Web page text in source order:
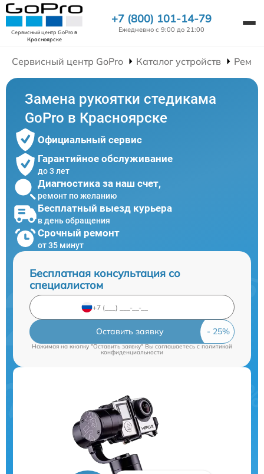
Сервисный центр GoProв
Красноярске
+7 (800) 101-14-79
Ежедневно с 9:00 до 21:00
Сервисный центр GoPro Каталог устройств
Замена рукоятки стедикама
GoPro в Красноярске
Официальный сервис
Гарантийное обслуживание
до 3 лет
Диагностика за наш счет,
ремонт по желанию
Бесплатный выезд курьера
в день обращения
Срочный ремонт
от 35 минут
Бесплатная консультация со
специалистом
Оставить заявку
Нажимая на кнопку "Оставить заявку" Вы соглашаетесь c политикой
конфиденциальности